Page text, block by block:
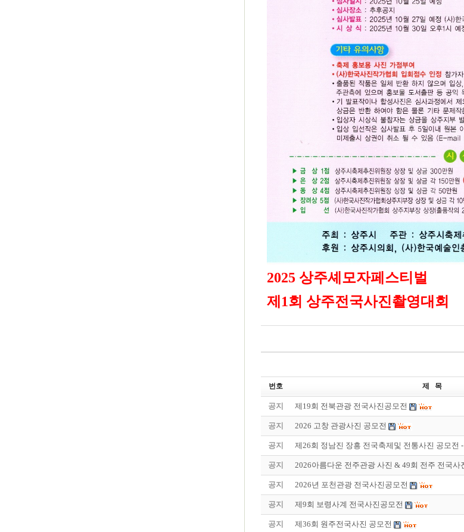
2025 상주셰모자페스티벌
제1회 상주전국사진촬영대회
번호 제 목
공지 제19회 전북관광 전국사진공모전
공지 2026 고창 관광사진 공모전
공지 제26회 정남진 장흥 전국축제및 전통사진 공모전
공지 2026아름다운 전주관광 사진 & 49회 전주 전국사
공지 2026년 포천관광 전국사진공모전
공지 제9회 보령사계 전국사진공모전
공지 제36회 원주전국사진 공모전